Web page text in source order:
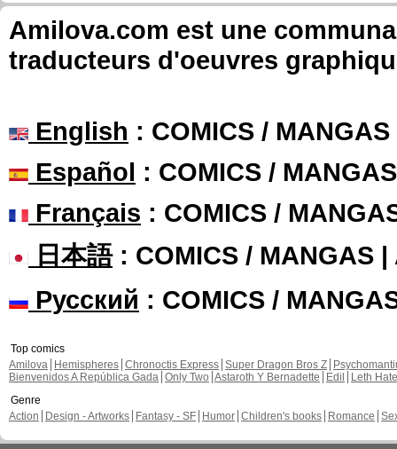
Amilova.com est une
traducteurs d'oeuvres
English : COMICS /
Español : COMICS /
Français : COMICS /
日本語: COMICS / MANGAS |
Русский : COMICS /
Top comics
Amilova
Hemispheres Chronoctis Express Super Dragon Bros Z
Bienvenidos A República Gada Only Two Astaroth Y Bernadette Edil
Leth Hate
Genre
Action
Design - Artworks Fantasy - SF Humor Children's books Romance